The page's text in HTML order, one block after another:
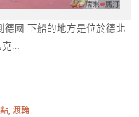
國 下船的地方是位於德北
克…
,渡輪